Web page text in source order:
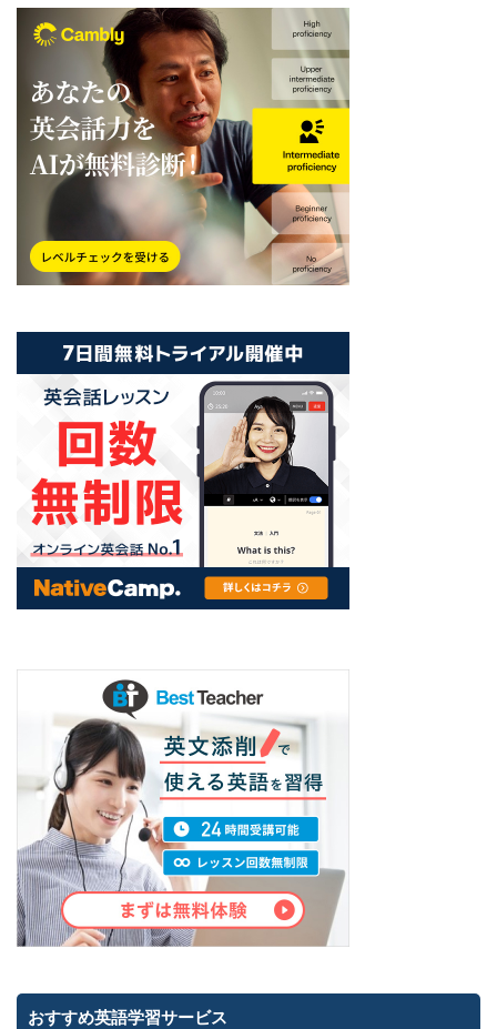
おすすめ英語学習サービス